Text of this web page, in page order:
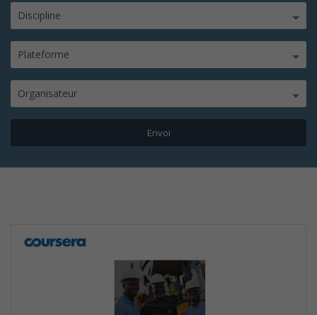
Discipline
Plateforme
Organisateur